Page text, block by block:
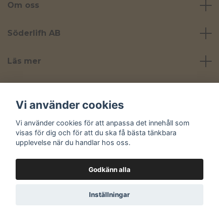
Om oss
Söderlifh AB
Läs mer
© 2026 Yta
Vi använder cookies
Vi använder cookies för att anpassa det innehåll som
visas för dig och för att du ska få bästa tänkbara
upplevelse när du handlar hos oss.
Godkänn alla
Inställningar